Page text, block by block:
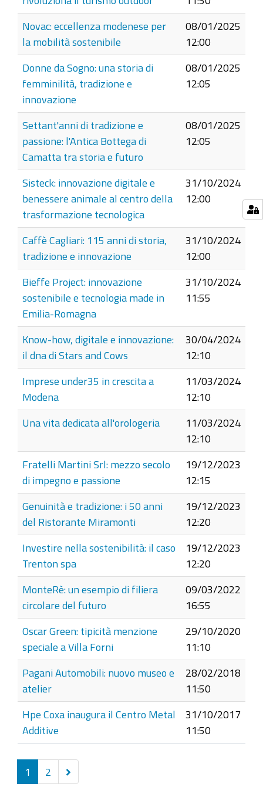
Novac: eccellenza modenese per
la mobilità sostenibile
08/01/2025
12:00
Donne da Sogno: una storia di
femminilità, tradizione e
innovazione
08/01/2025
12:05
Settant'anni di tradizione e
passione: l'Antica Bottega di
Camatta tra storia e futuro
08/01/2025
12:05
Sisteck: innovazione digitale e
benessere animale al centro della
trasformazione tecnologica
31/10/2024
12:00
Caffè Cagliari: 115 anni di storia,
tradizione e innovazione
31/10/2024
12:00
Bieffe Project: innovazione
sostenibile e tecnologia made in
Emilia-Romagna
31/10/2024
11:55
Know-how, digitale e innovazione:
il dna di Stars and Cows
30/04/2024
12:10
Imprese under35 in crescita a
Modena
11/03/2024
12:10
Una vita dedicata all'orologeria
11/03/2024
12:10
Fratelli Martini Srl: mezzo secolo
di impegno e passione
19/12/2023
12:15
Genuinità e tradizione: i 50 anni
del Ristorante Miramonti
19/12/2023
12:20
Investire nella sostenibilità: il caso
Trenton spa
19/12/2023
12:20
MonteRè: un esempio di filiera
circolare del futuro
09/03/2022
16:55
Oscar Green: tipicità menzione
speciale a Villa Forni
29/10/2020
11:10
Pagani Automobili: nuovo museo e
atelier
28/02/2018
11:50
Hpe Coxa inaugura il Centro Metal
Additive
31/10/2017
11:50
1 2
Successivi
5